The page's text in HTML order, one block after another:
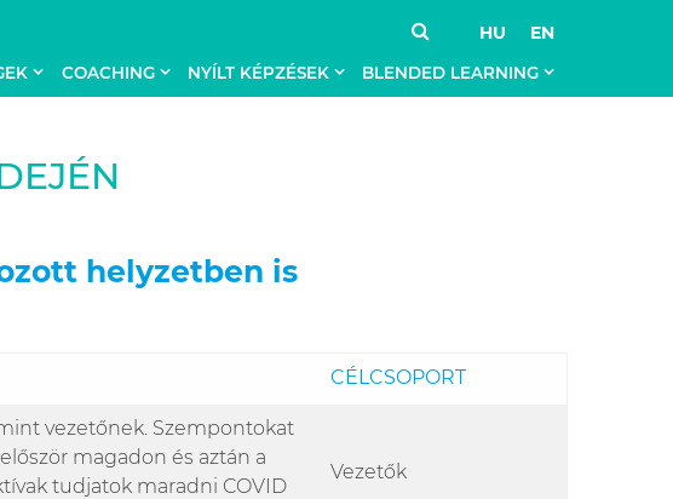
HU EN
COACHING NYÍLT KÉPZÉSEK BLENDED LEARNING
helyzetben is
CÉLCSOPORT
vezetőnek. Szempontokat
magadon és aztán a
tudjatok maradni COVID
Vezetők